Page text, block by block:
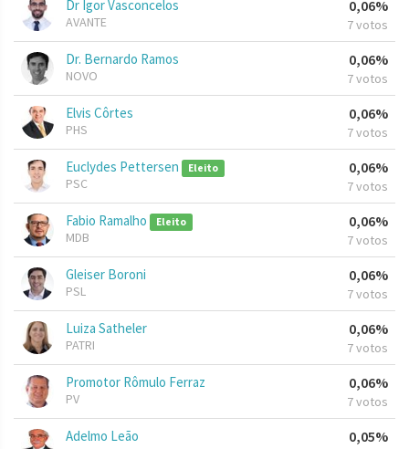
Dr Igor Vasconcelos
AVANTE
0,06%
7 votos
Dr. Bernardo Ramos
NOVO
0,06%
7 votos
Elvis Côrtes
PHS
0,06%
7 votos
Euclydes Pettersen Eleito
PSC
0,06%
7 votos
Fabio Ramalho Eleito
MDB
0,06%
7 votos
Gleiser Boroni
PSL
0,06%
7 votos
Luiza Satheler
PATRI
0,06%
7 votos
Promotor Rômulo Ferraz
PV
0,06%
7 votos
Adelmo Leão 0,05%